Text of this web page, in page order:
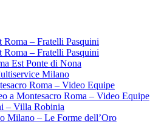
Roma – Fratelli Pasquini
Roma – Fratelli Pasquini
Est Ponte di Nona
Milano
Roma – Video Equipe
a Montesacro Roma – Video Equipe
– Villa Robinia
Milano – Le Forme dell’Oro